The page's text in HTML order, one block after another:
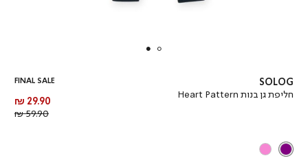
SOLOG
חליפת גן בנות Heart Pattern
FINAL SALE
מחיר
מוצר
29.90 ₪
59.90 ₪